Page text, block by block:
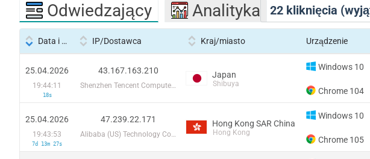
22 kliknięcia
Odwiedzający Analityka
Data i godzina IP/Dostawca Kraj/miasto Urządzenie
25.04.2026
19:44:11
18s
43.167.163.210
Shenzhen Tencent Computer Systems Company Limited
Japan
Shibuya
Windows 10
Chrome 104
25.04.2026
19:43:53
7d 13m 27s
47.239.22.171
Alibaba (US) Technology Co., Ltd.
Hong Kong SAR China
Hong Kong
Windows 10
Chrome 105